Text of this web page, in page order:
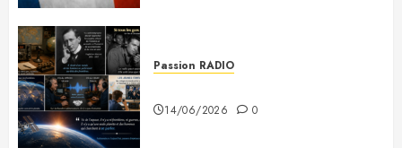
Passion RADIO
14/06/2026 0